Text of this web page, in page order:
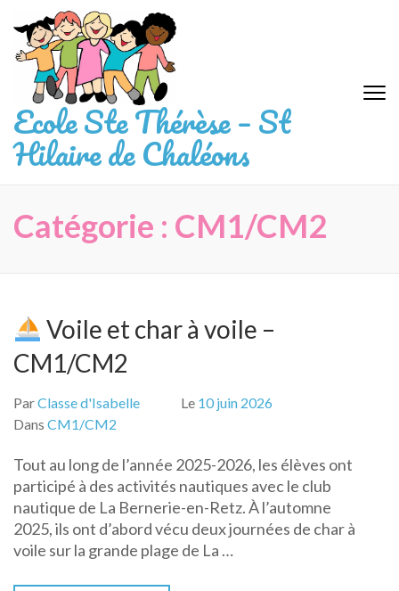
au
contenu
(Pressez
Entrée)
Ecole Ste Thérèse – St
Hilaire de Chaléons
Catégorie : CM1/CM2
Voile et char à voile –
CM1/CM2
ParClasse d'Isabelle Le 10 juin 2026
Dans CM1/CM2
Tout au long de l’année 2025-2026, les élèves ont
participé à des activités nautiques avec le club
nautique de La Bernerie-en-Retz. À l’automne
2025, ils ont d’abord vécu deux journées de char à
voile sur la grande plage de La …